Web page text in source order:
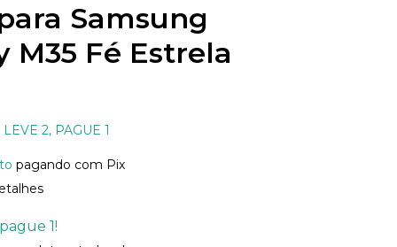
Samsung
M35 Fé Estrela
LEVE 2, PAGUE 1
pagando com Pix
1!